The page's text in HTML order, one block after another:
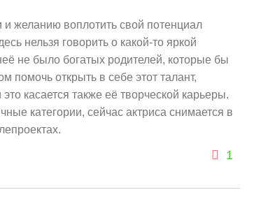
желанию воплотить свой потенциал
нельзя говорить о какой-то яркой
не было богатых родителей, которые бы
помочь открыть в себе этот талант,
касается также её творческой карьеры.
категории, сейчас актриса снимается в
1